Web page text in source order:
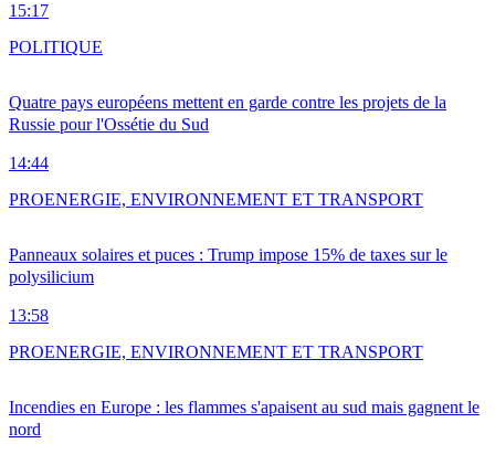
15:17
Quatre pays européens mettent en garde contre les projets de la
Russie pour l'Ossétie du Sud
14:44
POLITIQUE
Panneaux solaires et puces : Trump impose 15% de taxes sur le
polysilicium
13:58
PROENERGIE, ENVIRONNEMENT ET TRANSPORT
Incendies en Europe : les flammes s'apaisent au sud mais gagnent le
nord
PROENERGIE, ENVIRONNEMENT ET TRANSPORT